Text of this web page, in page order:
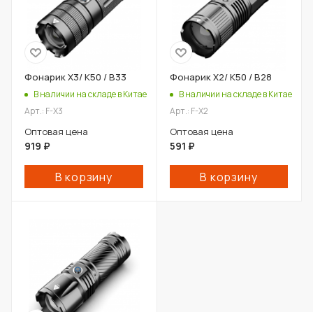
Фонарик X3/ К50 / В33
В наличии на складе в Китае
Арт.: F-X3
Оптовая цена
919 ₽
В корзину
Фонарик X2/ К50 / В28
В наличии на складе в Китае
Арт.: F-X2
Оптовая цена
591 ₽
В корзину